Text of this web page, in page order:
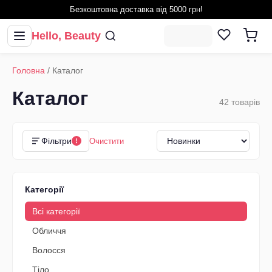
Безкоштовна доставка від 5000 грн!
Hello, Beauty
Головна / Каталог
Каталог 42 товарів
Фільтри ! Очистити
Категорії
Всі категорії
Обличчя
Волосся
Тіло